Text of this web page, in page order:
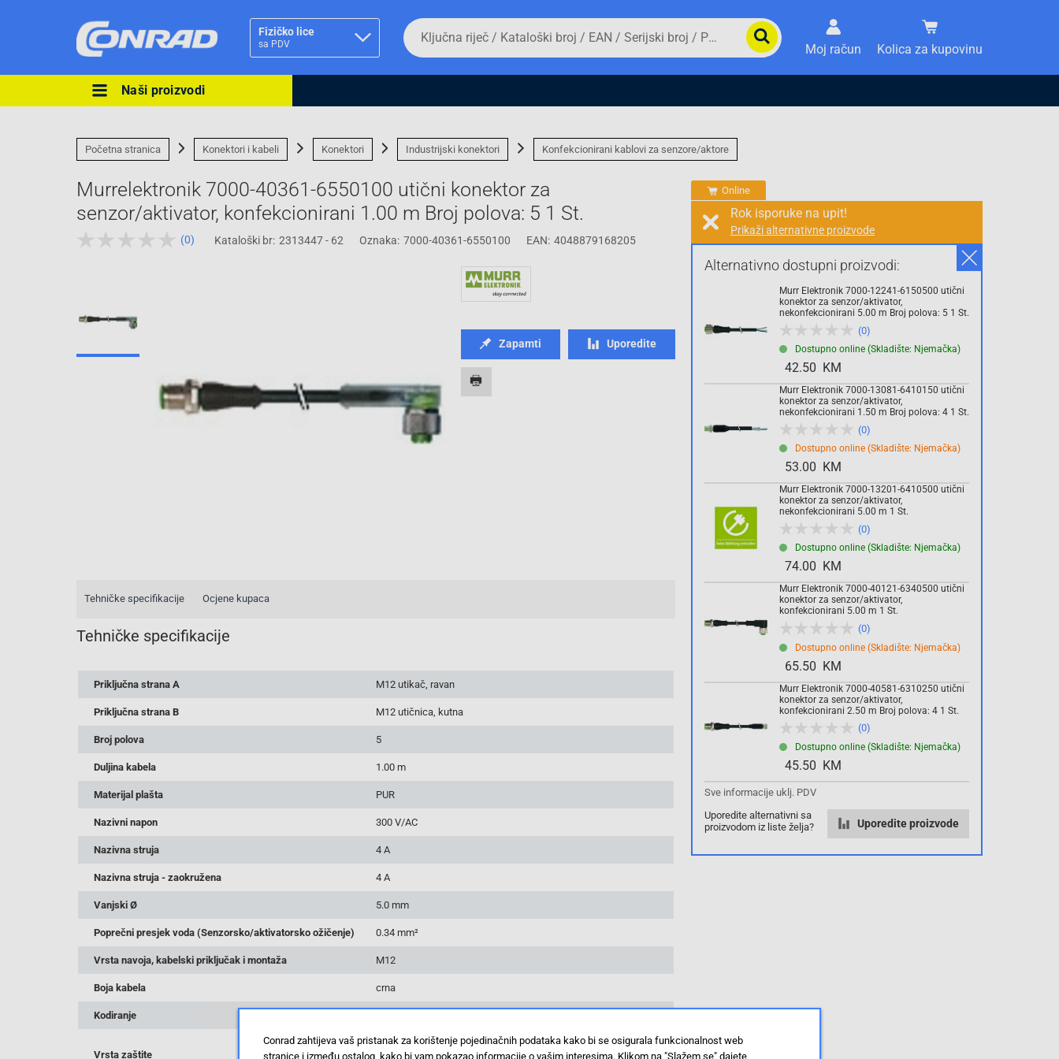
Fizičko lice
sa PDV
Ova postavka prilagođava asortiman proizvoda i
Pravno lice Fizičko lice
Da
biste
potražili
proizvod,
broj,
EAN
serijski
broj
Moj račun Kolica za kupovinu
Naši proizvodi
Početna stranica Konektori i kabeli Konektori Industrijski konektori Konfekcionirani kablovi za senzore/aktore
Murrelektronik 7000-40361-6550100 utični konektor za
senzor/aktivator, konfekcionirani 1.00 m Broj polova: 5 1 St.
(0) Kataloški br: 2313447 - 62 Oznaka: 7000-40361-6550100 EAN: 4048879168205
Online
Alternativno dostupni proizvodi:
Murr Elektronik 7000-12241-6150500 utični
konektor za senzor/aktivator,
nekonfekcionirani 5.00 m Broj polova: 5 1 St.
(0)
Dostupno online (Skladište: Njemačka)
42.50 KM
Murr Elektronik 7000-13081-6410150 utični
konektor za senzor/aktivator,
nekonfekcionirani 1.50 m Broj polova: 4 1 St.
(0)
Dostupno online (Skladište: Njemačka)
53.00 KM
Murr Elektronik 7000-13201-6410500 utični
konektor za senzor/aktivator,
nekonfekcionirani 5.00 m 1 St.
(0)
Dostupno online (Skladište: Njemačka)
74.00 KM
Murr Elektronik 7000-40121-6340500 utični
konektor za senzor/aktivator,
konfekcionirani 5.00 m 1 St.
(0)
Dostupno online (Skladište: Njemačka)
65.50 KM
Murr Elektronik 7000-40581-6310250 utični
konektor za senzor/aktivator,
konfekcionirani 2.50 m Broj polova: 4 1 St.
(0)
Dostupno online (Skladište: Njemačka)
45.50 KM
Sve informacije uklj. PDV
Uporedite alternativni sa
proizvodom iz liste želja?
Uporedite proizvode
Rok isporuke na upit!
Prikaži alternativne proizvode
Prodaja i slanje od: Architektengruppe S71 d.o.o.
Cijena na upit
0.00 KM
Troškovi dostave
Komada
Dodaj u košaricu
Zapamti Uporedite
Tehničke specifikacije Ocjene kupaca
Tehničke specifikacije
Priključna strana A M12 utikač, ravan
Priključna strana B M12 utičnica, kutna
Broj polova 5
Duljina kabela 1.00 m
Materijal plašta PUR
Nazivni napon 300 V/AC
Nazivna struja 4 A
Nazivna struja - zaokružena 4 A
Vanjski Ø 5.0 mm
Poprečni presjek voda (Senzorsko/aktivatorsko ožičenje) 0.34 mm²
Vrsta navoja, kabelski priključak i montaža M12
Boja kabela crna
Kodiranje
Vrsta zaštite
IP65
IP66k
Conrad zahtijeva vaš pristanak za korištenje pojedinačnih podataka kako bi se osigurala funkcionalnost web
stranice i između ostalog, kako bi vam pokazao informacije o vašim interesima. Klikom na "Slažem se" dajete